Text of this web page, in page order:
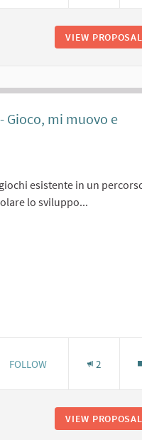
VIEW PROPOSAL
Gioco, mi muovo e
esistente in un
lo sviluppo...
9 FOLLOWERS
FOLLOW
3. PERCORSO GIMMI -
2
VIEW PROPOSAL